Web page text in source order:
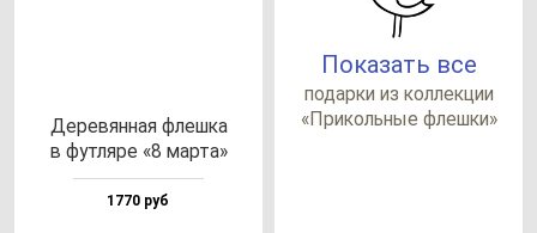
Дере­вян­ная флеш­ка
в фут­ля­ре «8 мар­та»
1770 руб
Показать все
по­дар­ки из кол­лек­ции
«При­коль­ные флеш­ки»